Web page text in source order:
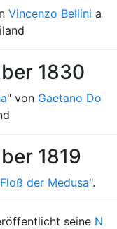
Vincenzo Bellini a
1830
" von Gaetano Do
1819
der Medusa".
seine N